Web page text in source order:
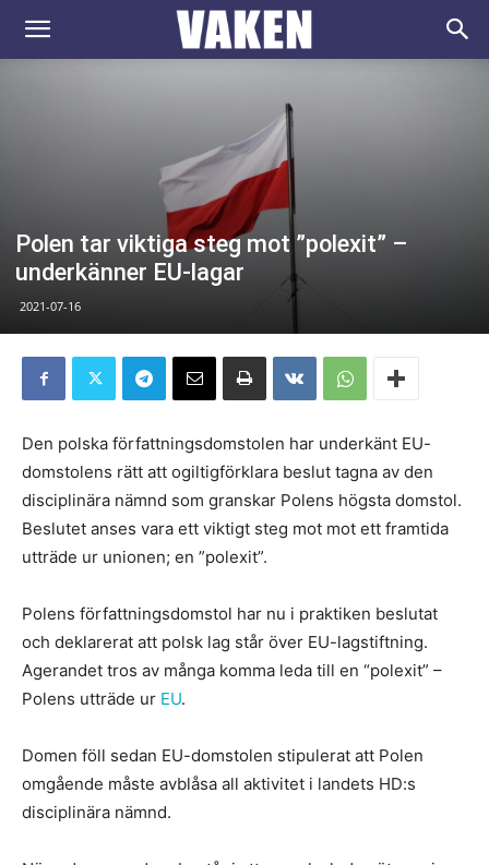
VAKEN.se
Polen tar viktiga steg mot ”polexit” –
underkänner EU-lagar
2021-07-16
Den polska författningsdomstolen har underkänt EU-
domstolens rätt att ogiltigförklara beslut tagna av den
disciplinära nämnd som granskar Polens högsta domstol.
Beslutet anses vara ett viktigt steg mot mot ett framtida
utträde ur unionen; en ”polexit”.
Polens författningsdomstol har nu i praktiken beslutat
och deklarerat att polsk lag står över EU-lagstiftning.
Agerandet tros av många komma leda till en “polexit” –
Polens utträde ur EU.
Domen föll sedan EU-domstolen stipulerat att Polen
omgående måste avblåsa all aktivitet i landets HD:s
disciplinära nämnd.